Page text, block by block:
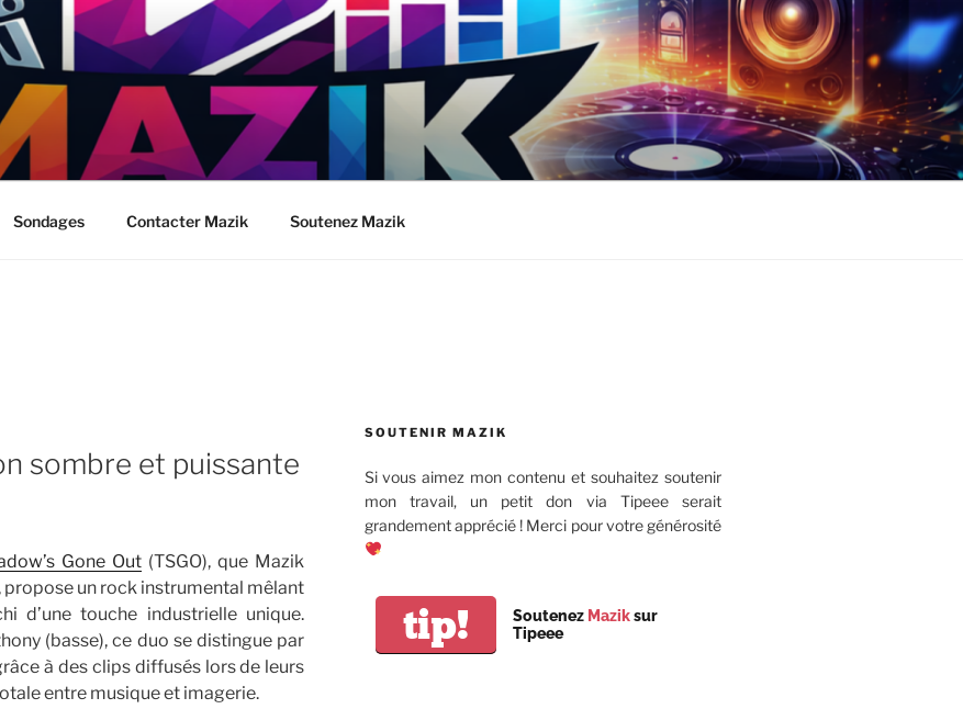
Sondages Contacter Mazik Soutenez Mazik
sombre et puissante
Gone Out(TSGO), que Mazik
un rock instrumental mêlant
d’une touche industrielle unique.
(basse), ce duo se distingue par
à des clips diffusés lors de leurs
entre musique et imagerie.
SOUTENIR MAZIK
Si vous aimez mon contenu et souhaitez soutenir
mon travail, un petit don via Tipeee serait
grandement apprécié ! Merci pour votre générosité
tip! Soutenez Maziksur
Tipeee